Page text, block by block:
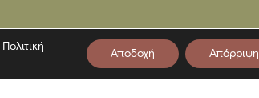
Πολιτική
Αποδοχή Απόρριψη